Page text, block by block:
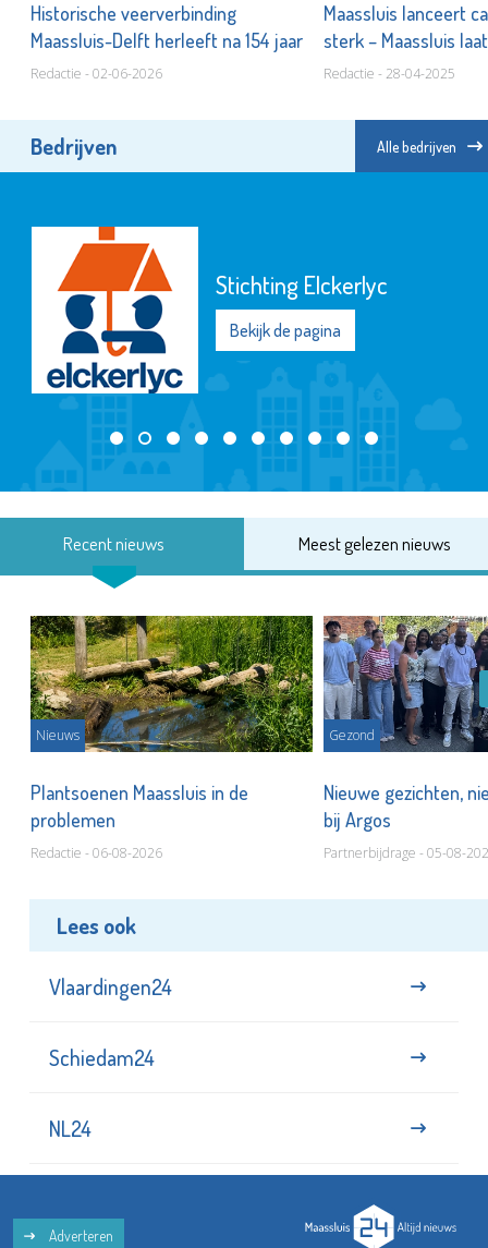
Historische veerverbinding
Maassluis-Delft herleeft na 154 jaar
Redactie - 02-06-2026
Maassluis lanceert
sterk – Maassluis
Redactie - 28-04-2025
Bedrijven Alle bedrijven
Stichting Elckerlyc
Bekijk de pagina
Recent nieuws Meest gelezen nieuws
Nieuws
Plantsoenen Maassluis in de
problemen
Redactie - 06-08-2026
Gezond
Nieuwe gezichten,
bij Argos
Partnerbijdrage - 05-08-
Lees ook
Vlaardingen24
Schiedam24
NL24
Adverteren